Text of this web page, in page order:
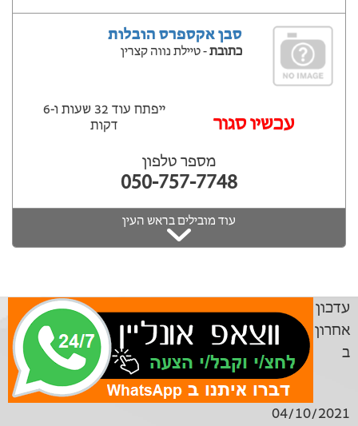
סבן אקספרס הובלות
כתובת- טיילת נווה קצרין
עכשיו סגור
ייפתח עוד 32 שעות ‫ו-6
דקות
מספר טלפון
050-757-7748
עוד מובילים בראש העין
עדכון
אחרון
ב
04/10/2021